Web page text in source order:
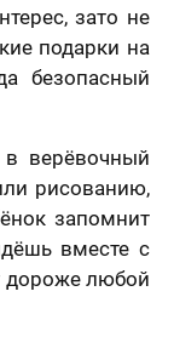
зато не
подарки на
безопасный
верёвочный
рисованию,
запомнит
вместе с
дороже любой